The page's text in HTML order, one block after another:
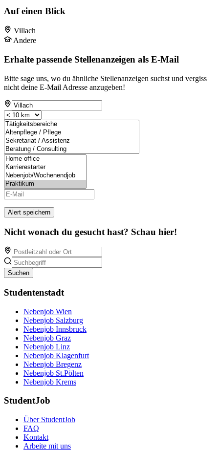
Auf einen Blick
Villach
Andere
Erhalte passende Stellenanzeigen als E-Mail
Bitte sage uns, wo du ähnliche Stellenanzeigen suchst und vergiss
nicht deine E-Mail Adresse anzugeben!
Alert speichern
Nicht wonach du gesucht hast? Schau hier!
Suchen
Studentenstadt
Nebenjob Wien
Nebenjob Salzburg
Nebenjob Innsbruck
Nebenjob Graz
Nebenjob Linz
Nebenjob Klagenfurt
Nebenjob Bregenz
Nebenjob St.Pölten
Nebenjob Krems
StudentJob
Über StudentJob
FAQ
Kontakt
Arbeite mit uns